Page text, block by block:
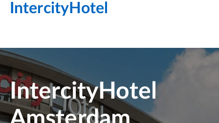
IntercityHotel
IntercityHotel